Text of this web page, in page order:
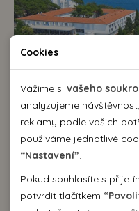
9,8
VYNIKAJÍCÍ
Hotel Valamar
polopenze
Cookies
Vážíme si vašeho
analyzujeme
reklamy podle vašich
používáme jednotlivé
“Nastavení”
Pokud souhlasíte s
potvrdit tlačítkem
Nutné cookies pomáhají,
použitelná tak, že
stránky a přístup k
Webová stránka nemůže
cookies.
Analytické cookies